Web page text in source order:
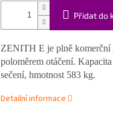
Přidat do
ZENITH E je plně komerční
poloměrem otáčení.
sečení, hmotnost 583 kg.
Detailní informace